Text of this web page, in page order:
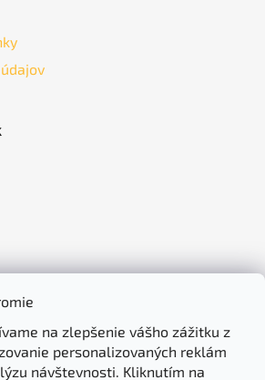
na zlepšenie vášho zážitku z
personalizovaných reklám
návštevnosti. Kliknutím na